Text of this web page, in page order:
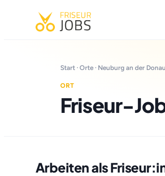
Start ·Orte · Neuburg an der Donau
ORT
Friseur-
Arbeiten als